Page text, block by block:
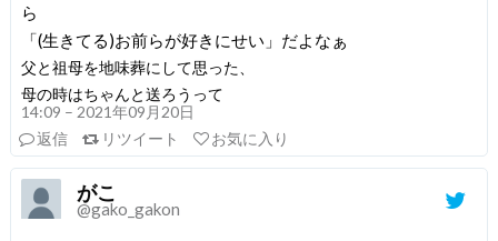
ら
「(生きてる)お前らが好きにせい」だよなぁ
父と祖母を地味葬にして思った、
母の時はちゃんと送ろうって
14:09 – 2021年09月20日
返信
リツイート お気に入り
がこ
@gako_gakon